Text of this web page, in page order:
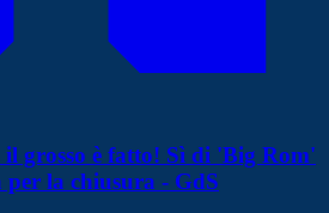
grosso è fatto! Sì di 'Big Rom'
la chiusura - GdS